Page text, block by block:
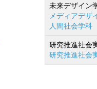
未来デザイン
メディアデザ
人間社会学科
研究推進社会
研究推進社会